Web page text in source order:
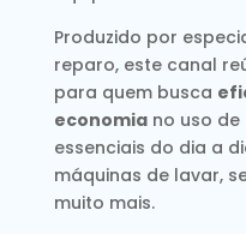
Produzido por
reparo, este canal
para quem busca
economiano uso de
essenciais do dia a
máquinas de lavar,
muito mais.